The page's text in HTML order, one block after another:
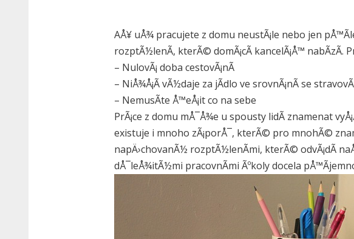
AÅ¥ uÅ¾ pracujete z domu neustÃ¡le nebo jen
rozptÃ½lenÃ­, kterÃ© domÃ¡cÃ­ kancelÃ¡Å™ nabÃ­zÃ­.
– NulovÃ¡ doba cestovÃ¡nÃ­
– NiÅ¾Å¡Ã­ vÃ½daje za jÃ­dlo ve srovnÃ¡nÃ­ se
– NemusÃ­te Å™eÅ¡it co na sebe
PrÃ¡ce z domu mÅ¯Å¾e u spousty lidÃ­ znamenat
existuje i mnoho zÃ¡porÅ¯, kterÃ© pro mnohÃ©
napÄ›chovanÃ½ rozptÃ½lenÃ­mi, kterÃ© odvÃ¡dÃ­
dÅ¯leÅ¾itÃ½mi pracovnÃ­mi Ãºkoly docela